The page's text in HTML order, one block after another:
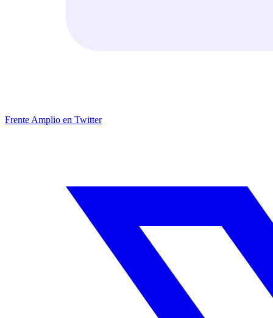
Frente Amplio en Twitter